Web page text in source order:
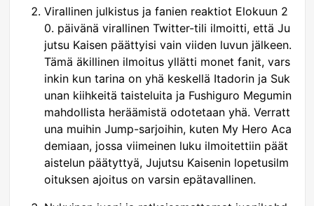
Virallinen julkistus ja fanien reaktiot Elokuun 2
0. päivänä virallinen Twitter-tili ilmoitti, että Ju
jutsu Kaisen päättyisi vain viiden luvun jälkeen.
Tämä äkillinen ilmoitus yllätti monet fanit, vars
inkin kun tarina on yhä keskellä Itadorin ja Suk
unan kiihkeitä taisteluita ja Fushiguro Megumin
mahdollista heräämistä odotetaan yhä. Verratt
una muihin Jump-sarjoihin, kuten My Hero Aca
demiaan, jossa viimeinen luku ilmoitettiin päät
aistelun päätyttyä, Jujutsu Kaisenin lopetusilm
oituksen ajoitus on varsin epätavallinen.